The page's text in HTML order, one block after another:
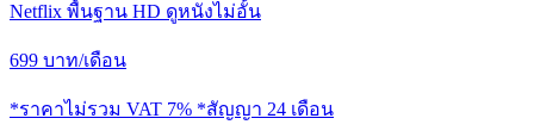
Netflix พื้นฐาน HD ดูหนังไม่อั้น
699 บาท/เดือน
*ราคาไม่รวม VAT 7% *สัญญา 24 เดือน